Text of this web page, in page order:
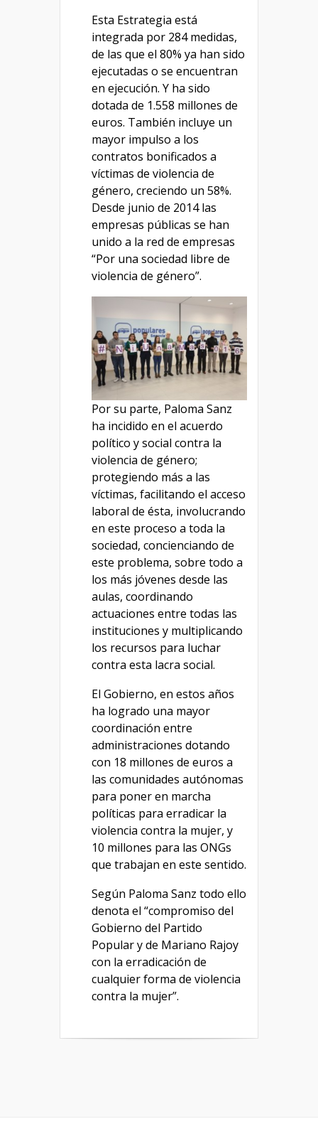
Esta Estrategia está
integrada por 284 medidas,
de las que el 80% ya han sido
ejecutadas o se encuentran
en ejecución. Y ha sido
dotada de 1.558 millones de
euros. También incluye un
mayor impulso a los
contratos bonificados a
víctimas de violencia de
género, creciendo un 58%.
Desde junio de 2014 las
empresas públicas se han
unido a la red de empresas
“Por una sociedad libre de
violencia de género”.
Por su parte, Paloma Sanz
ha incidido en el acuerdo
político y social contra la
violencia de género;
protegiendo más a las
víctimas, facilitando el acceso
laboral de ésta, involucrando
en este proceso a toda la
sociedad, concienciando de
este problema, sobre todo a
los más jóvenes desde las
aulas, coordinando
actuaciones entre todas las
instituciones y multiplicando
los recursos para luchar
contra esta lacra social.
El Gobierno, en estos años
ha logrado una mayor
coordinación entre
administraciones dotando
con 18 millones de euros a
las comunidades autónomas
para poner en marcha
políticas para erradicar la
violencia contra la mujer, y
10 millones para las ONGs
que trabajan en este sentido.
Según Paloma Sanz todo ello
denota el “compromiso del
Gobierno del Partido
Popular y de Mariano Rajoy
con la erradicación de
cualquier forma de violencia
contra la mujer”.